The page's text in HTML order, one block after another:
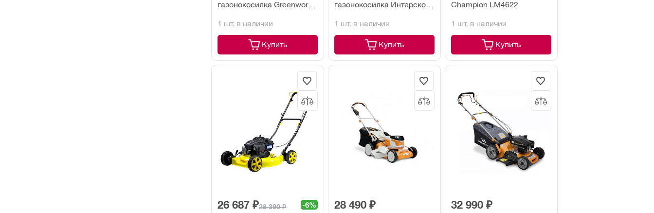
газонокосилка Greenworks
2512607
1 шт. в наличии
Купить
газонокосилка Интерскол
1 шт. в наличии
Купить
Champion LM4622
1 шт. в наличии
Купить
26 687 ₽28 390 ₽
-6%
28 490 ₽ 32 990 ₽